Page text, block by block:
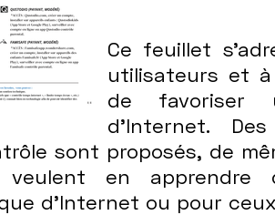
Ce feuillet
utilisateurs et
de favoriser
d'Internet.
sont proposés, de
en apprendre
d'Internet ou pour